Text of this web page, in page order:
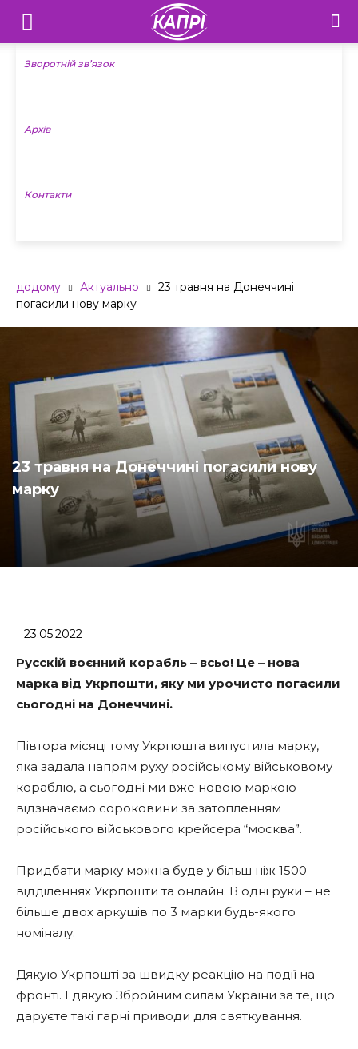
Телебачення
«Капрі»
Новини
Зворотній зв’язок
Архів
Контакти
додому Актуально
23 травня на Донеччині
погасили нову марку
23 травня на Донеччині погасили нову
марку
23.05.2022
Русскій воєнний корабль – всьо! Це – нова
марка від Укрпошти, яку ми урочисто погасили
сьогодні на Донеччині.
Півтора місяці тому Укрпошта випустила марку,
яка задала напрям руху російському військовому
кораблю, а сьогодні ми вже новою маркою
відзначаємо сороковини за затопленням
російського військового крейсера “москва”.
Придбати марку можна буде у більш ніж 1500
відділеннях Укрпошти та онлайн. В одні руки – не
більше двох аркушів по 3 марки будь-якого
номіналу.
Дякую Укрпошті за швидку реакцію на події на
фронті. І дякую Збройним силам України за те, що
даруєте такі гарні приводи для святкування.